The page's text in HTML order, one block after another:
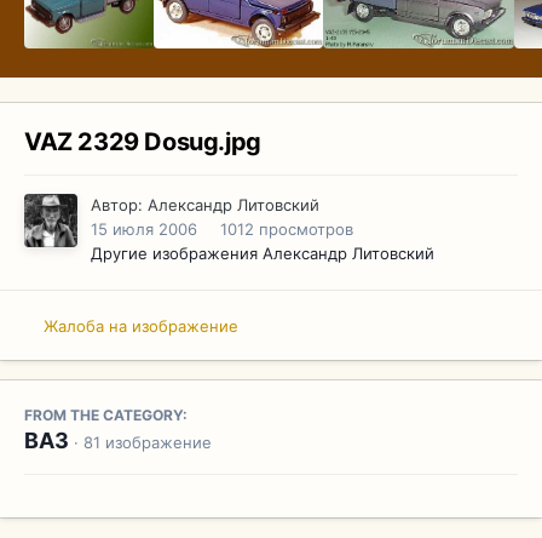
VAZ 2329 Dosug.jpg
Автор: Александр Литовский
15 июля 2006
1012 просмотров
Другие изображения Александр Литовский
Жалоба на изображение
FROM THE CATEGORY:
ВАЗ · 81 изображение